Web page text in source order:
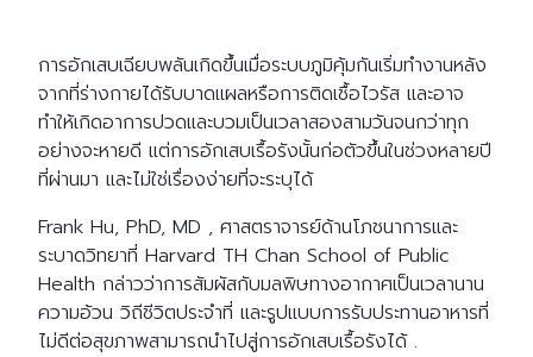
การอักเสบเฉียบพลันเกิดขึ้นเมื่อระบบภูมิคุ้มกันเริ่มทำงานหลัง
จากที่ร่างกายได้รับบาดแผลหรือการติดเชื้อไวรัส และอาจ
ทำให้เกิดอาการปวดและบวมเป็นเวลาสองสามวันจนกว่าทุก
อย่างจะหายดี แต่การอักเสบเรื้อรังนั้นก่อตัวขึ้นในช่วงหลายปี
ที่ผ่านมา และไม่ใช่เรื่องง่ายที่จะระบุได้
Frank Hu, PhD, MD , ศาสตราจารย์ด้านโภชนาการและ
ระบาดวิทยาที่ Harvard TH Chan School of Public
Health กล่าวว่าการสัมผัสกับมลพิษทางอากาศเป็นเวลานาน
ความอ้วน วิถีชีวิตประจำที่ และรูปแบบการรับประทานอาหารที่
ไม่ดีต่อสุขภาพสามารถนำไปสู่การอักเสบเรื้อรังได้ .